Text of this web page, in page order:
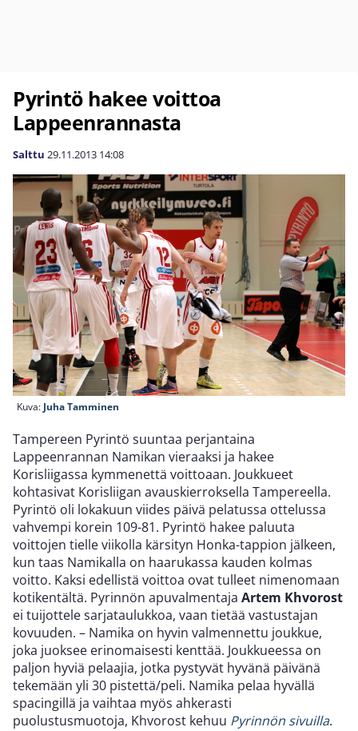
Pyrintö hakee voittoa
Lappeenrannasta
Salttu 29.11.2013 14:08
Kuva: Juha Tamminen
Tampereen Pyrintö suuntaa perjantaina
Lappeenrannan Namikan vieraaksi ja hakee
Korisliigassa kymmenettä voittoaan. Joukkueet
kohtasivat Korisliigan avauskierroksella Tampereella.
Pyrintö oli lokakuun viides päivä pelatussa ottelussa
vahvempi korein 109-81. Pyrintö hakee paluuta
voittojen tielle viikolla kärsityn Honka-tappion jälkeen,
kun taas Namikalla on haarukassa kauden kolmas
voitto. Kaksi edellistä voittoa ovat tulleet nimenomaan
kotikentältä. Pyrinnön apuvalmentaja Artem Khvorost
ei tuijottele sarjataulukkoa, vaan tietää vastustajan
kovuuden. – Namika on hyvin valmennettu joukkue,
joka juoksee erinomaisesti kenttää. Joukkueessa on
paljon hyviä pelaajia, jotka pystyvät hyvänä päivänä
tekemään yli 30 pistettä/peli. Namika pelaa hyvällä
spacingillä ja vaihtaa myös ahkerasti
puolustusmuotoja, Khvorost kehuu Pyrinnön sivuilla.